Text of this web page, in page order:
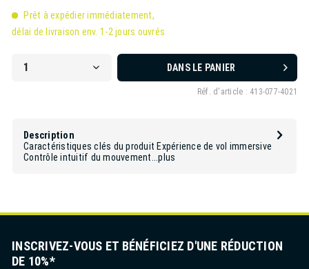
Prêt à expédier immédiatement,
délai de livraison env. 1-2 jours ouvrés
DANS LE PANIER
Réf. d'article : 413-077-4021
Description
Caractéristiques clés du produit ‌Expérience de vol immersive
Contrôle intuitif du mouvement...plus
INSCRIVEZ-VOUS ET BÉNÉFICIEZ D'UNE RÉDUCTION
DE 10%*